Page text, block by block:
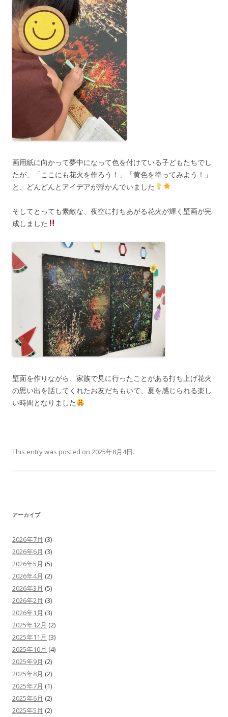
画用紙に向かって夢中になって色を付けている子どもたちでし
たが、「ここにも花火を作ろう！」「黄色を塗ってみよう！」
と、どんどんとアイデアが浮かんでいました
そしてとっても素敵な、夜空に打ちあがる花火が輝く壁画が完
成しました
壁面を作りながら、家族で見に行ったことがある打ち上げ花火
の思い出を話してくれたお友だちもいて、夏を感じられる楽し
い時間となりました
This entry was posted on 2025年8月4日.
アーカイブ
2026年7月 (3)
2026年6月 (3)
2026年5月 (5)
2026年4月 (2)
2026年3月 (5)
2026年2月 (3)
2026年1月 (3)
2025年12月 (2)
2025年11月 (3)
2025年10月 (4)
2025年9月 (2)
2025年8月 (2)
2025年7月 (1)
2025年6月 (2)
2025年5月 (2)